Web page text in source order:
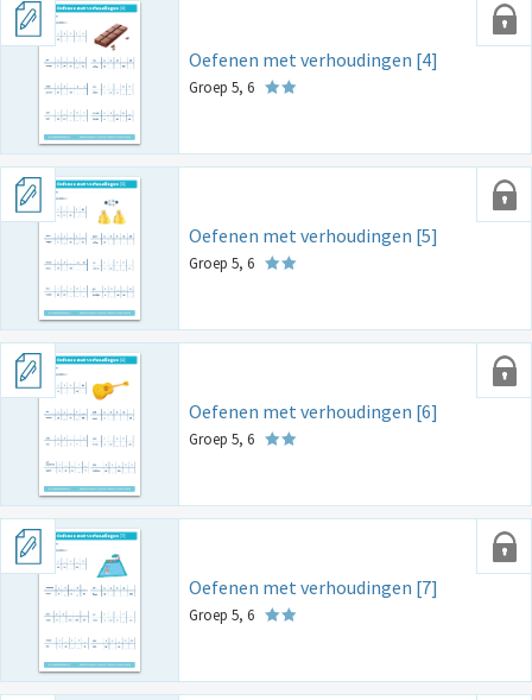
Oefenen met verhoudingen [4]
Groep 5, 6
Oefenen met verhoudingen [5]
Groep 5, 6
Oefenen met verhoudingen [6]
Groep 5, 6
Oefenen met verhoudingen [7]
Groep 5, 6